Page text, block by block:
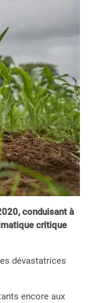
conduisant à
critique
dévastatrices
encore aux